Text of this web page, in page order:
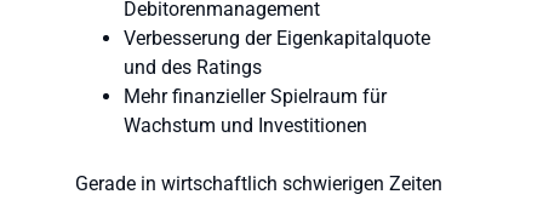
Debitorenmanagement
Verbesserung der Eigenkapitalquote
und des Ratings
Mehr finanzieller Spielraum für
Wachstum und Investitionen
Gerade in wirtschaftlich schwierigen Zeiten